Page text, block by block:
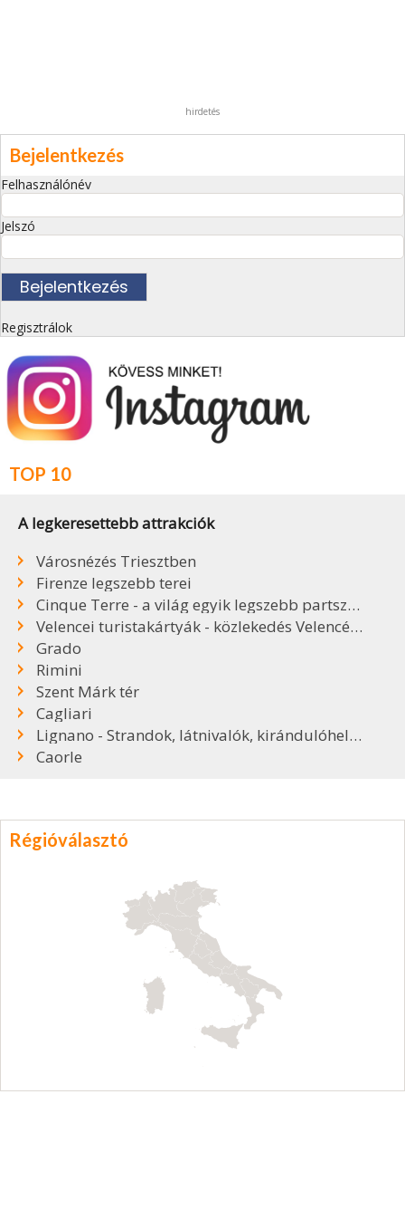
hirdetés
Bejelentkezés
Felhasználónév
Jelszó
Regisztrálok
TOP 10
A legkeresettebb attrakciók
Városnézés Triesztben
Firenze legszebb terei
Cinque Terre - a világ egyik legszebb partszakasza
Velencei turistakártyák - közlekedés Velencében
Grado
Rimini
Szent Márk tér
Cagliari
Lignano - Strandok, látnivalók, kirándulóhelyek
Caorle
Régióválasztó